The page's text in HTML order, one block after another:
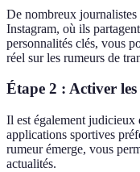
De nombreux
Instagram, où ils
personnalités clés, vous
réel sur les rumeurs de
Étape 2 : Activer
Il est également
applications sportives
rumeur émerge, vous
actualités.